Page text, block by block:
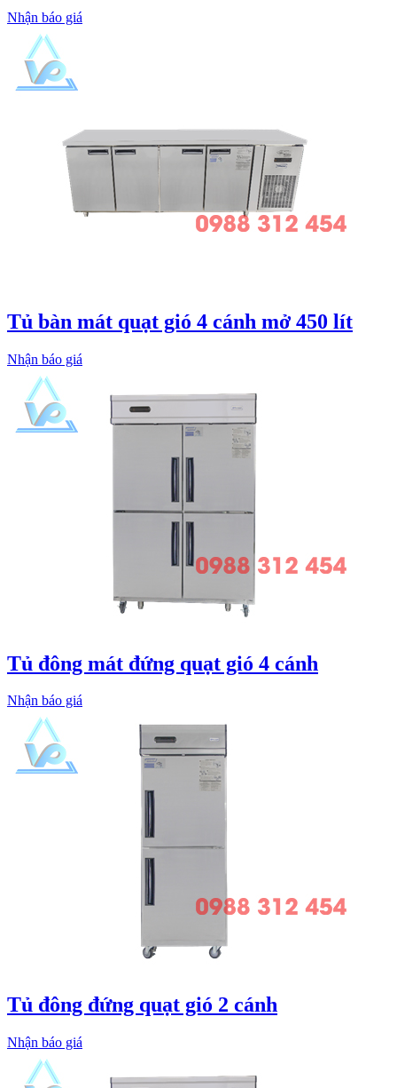
Nhận báo giá
Tủ bàn mát quạt gió 4 cánh mở 450 lít
Nhận báo giá
Tủ đông mát đứng quạt gió 4 cánh
Nhận báo giá
Tủ đông đứng quạt gió 2 cánh
Nhận báo giá